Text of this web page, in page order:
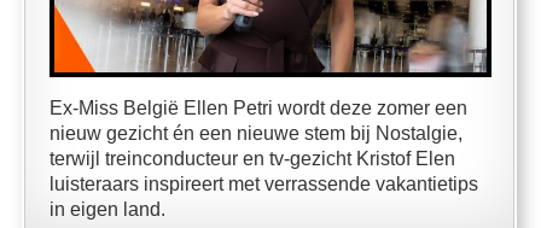
Ex-Miss België Ellen Petri wordt deze zomer een
nieuw gezicht én een nieuwe stem bij Nostalgie,
terwijl treinconducteur en tv-gezicht Kristof Elen
luisteraars inspireert met verrassende vakantietips
in eigen land.